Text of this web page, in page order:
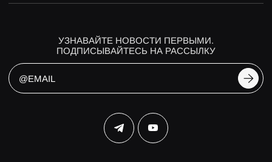
УЗНАВАЙТЕ НОВОСТИ ПЕРВЫМИ.
ПОДПИСЫВАЙТЕСЬ НА РАССЫЛКУ